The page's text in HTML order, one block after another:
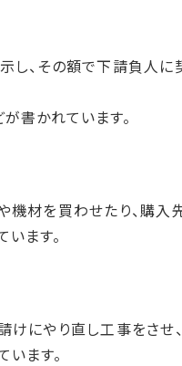
、その額で下請負人に
書かれています。
材を買わせたり、購入
ます。
にやり直し工事をさせ
ます。